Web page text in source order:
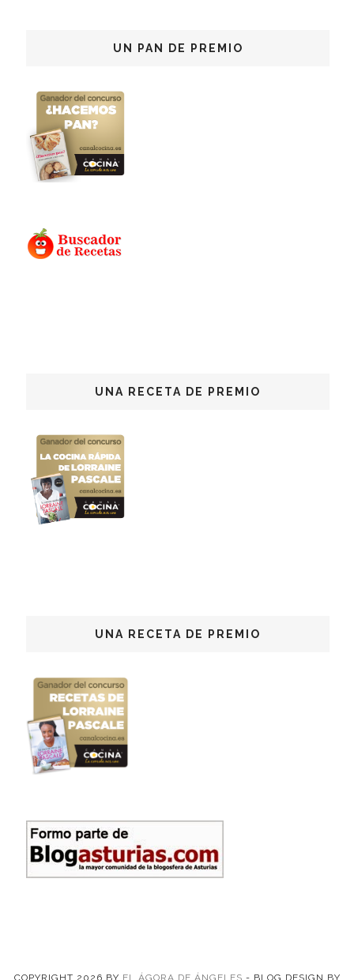
UN PAN DE PREMIO
UNA RECETA DE PREMIO
UNA RECETA DE PREMIO